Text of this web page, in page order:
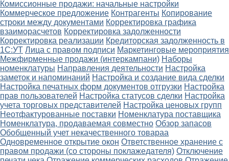
Комиссионные продажи: начальные настройки
Коммерческое предложение Контрагенты Копирование
строки между документами Корректировка графика
взаиморасчетов Корректировка задолженности
Корректировка реализации Кредиторская задолженность в
1С:УТ Лица с правом подписи Маркетинговые мероприятия
Межфирменные продажи (интеркампани) Наборы
номенклатуры Направления деятельности Настройка
заметок и напоминаний Настройка и создание вида сделки
Настройка печатных форм документов отгрузки Настройка
прав пользователей Настройка статусов сделки Настройка
учета торговых представителей Настройка ценовых групп
Неотфактурованные поставки Номенклатура поставщика
Номенклатура, продаваемая совместно Обзор запасов
Обобщенный учет некачественного товараа
Одновременное открытие окон Ответственное хранение с
правом продажи (со стороны поклажедателя) Отключение